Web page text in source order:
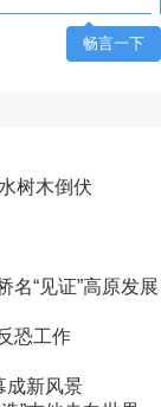
畅言一下
树木倒伏
名“见证”高原发展
恐工作
成新风景